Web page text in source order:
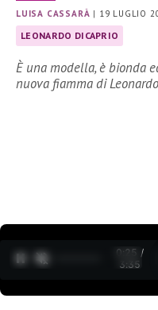
LUISA CASSARÀ | 19 LUGLIO
LEONARDO DICAPRIO
È una modella, è bionda
nuova fiamma di
0:26 /
3:35